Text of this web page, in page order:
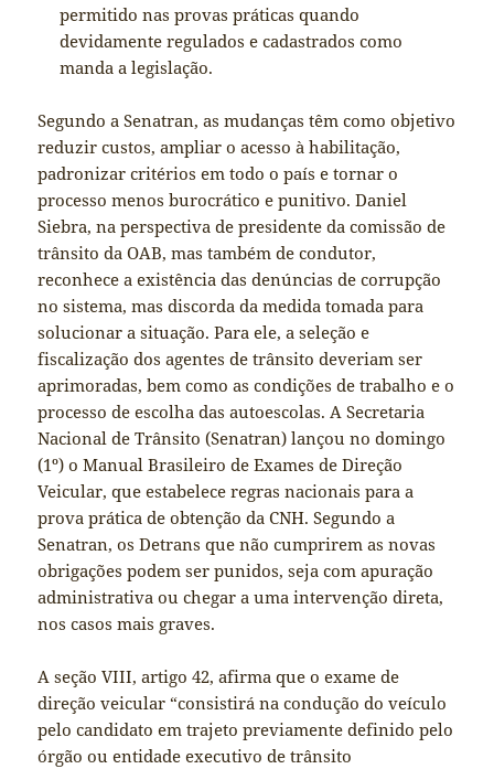
permitido nas provas práticas quando
devidamente regulados e cadastrados como
manda a legislação.
Segundo a Senatran, as mudanças têm como objetivo
reduzir custos, ampliar o acesso à habilitação,
padronizar critérios em todo o país e tornar o
processo menos burocrático e punitivo. Daniel
Siebra, na perspectiva de presidente da comissão de
trânsito da OAB, mas também de condutor,
reconhece a existência das denúncias de corrupção
no sistema, mas discorda da medida tomada para
solucionar a situação. Para ele, a seleção e
fiscalização dos agentes de trânsito deveriam ser
aprimoradas, bem como as condições de trabalho e o
processo de escolha das autoescolas. A Secretaria
Nacional de Trânsito (Senatran) lançou no domingo
(1º) o Manual Brasileiro de Exames de Direção
Veicular, que estabelece regras nacionais para a
prova prática de obtenção da CNH. Segundo a
Senatran, os Detrans que não cumprirem as novas
obrigações podem ser punidos, seja com apuração
administrativa ou chegar a uma intervenção direta,
nos casos mais graves.
A seção VIII, artigo 42, afirma que o exame de
direção veicular “consistirá na condução do veículo
pelo candidato em trajeto previamente definido pelo
órgão ou entidade executivo de trânsito